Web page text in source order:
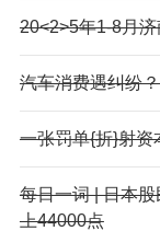
20<2>5年1-8月
汽车消费遇纠纷
一张罚单{折}射资
每日一词 | 日本
上44000点